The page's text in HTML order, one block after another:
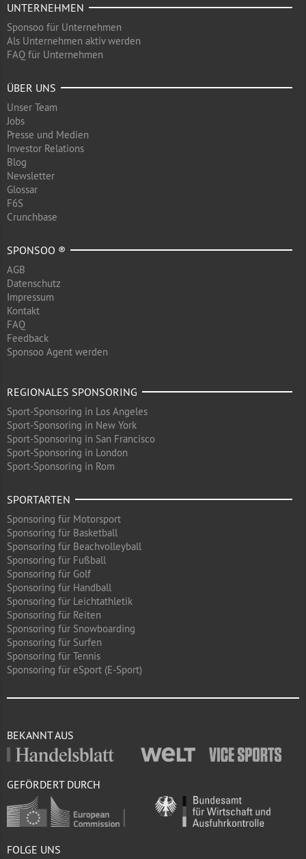
UNTERNEHMEN
Sponsoo für Unternehmen
Als Unternehmen aktiv werden
FAQ für Unternehmen
ÜBER UNS
Unser Team
Jobs
Presse und Medien
Investor Relations
Blog
Newsletter
Glossar
F6S
Crunchbase
SPONSOO ®
AGB
Datenschutz
Impressum
Kontakt
FAQ
Feedback
Sponsoo Agent werden
REGIONALES SPONSORING
Sport-Sponsoring in Los Angeles
Sport-Sponsoring in New York
Sport-Sponsoring in San Francisco
Sport-Sponsoring in London
Sport-Sponsoring in Rom
SPORTARTEN
Sponsoring für Motorsport
Sponsoring für Basketball
Sponsoring für Beachvolleyball
Sponsoring für Fußball
Sponsoring für Golf
Sponsoring für Handball
Sponsoring für Leichtathletik
Sponsoring für Reiten
Sponsoring für Snowboarding
Sponsoring für Surfen
Sponsoring für Tennis
Sponsoring für eSport (E-Sport)
BEKANNT AUS
GEFÖRDERT DURCH
FOLGE UNS